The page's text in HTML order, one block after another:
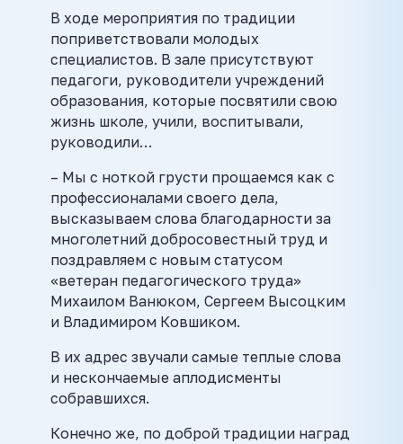
В ходе мероприятия по традиции
поприветствовали молодых
специалистов. В зале присутствуют
педагоги, руководители учреждений
образования, которые посвятили свою
жизнь школе, учили, воспитывали,
руководили…
– Мы с ноткой грусти прощаемся как с
профессионалами своего дела,
высказываем слова благодарности за
многолетний добросовестный труд и
поздравляем с новым статусом
«ветеран педагогического труда»
Михаилом Ванюком, Сергеем Высоцким
и Владимиром Ковшиком.
В их адрес звучали самые теплые слова
и нескончаемые аплодисменты
собравшихся.
Конечно же, по доброй традиции наград